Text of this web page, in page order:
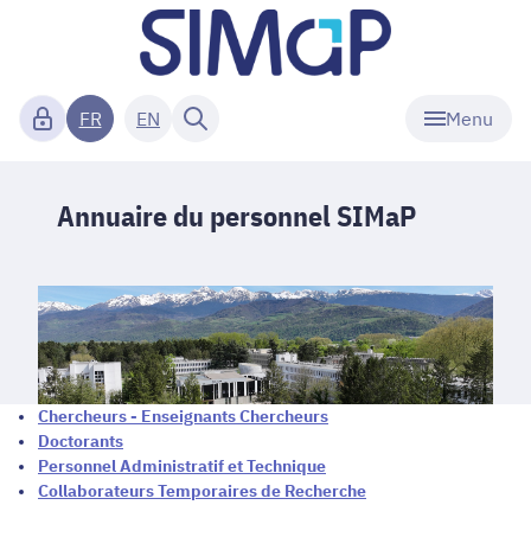
Menu
FR EN
Annuaire du personnel SIMaP
Chercheurs - Enseignants Chercheurs
Doctorants
Personnel Administratif et Technique
Collaborateurs Temporaires de Recherche